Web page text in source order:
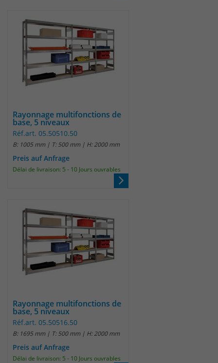
Rayonnage multifonctions de
base, 5 niveaux
Réf.art. 05.50510.50
B: 1005 mm | T: 500 mm | H: 2000 mm
Preis auf Anfrage
Délai de livraison: 5 - 10 Jours ouvrables
Rayonnage multifonctions de
base, 5 niveaux
Réf.art. 05.50516.50
B: 1695 mm | T: 500 mm | H: 2000 mm
Preis auf Anfrage
Délai de livraison: 5 - 10 Jours ouvrables